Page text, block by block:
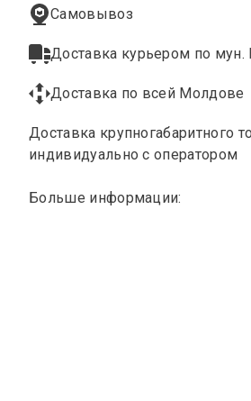
Самовывоз
Доставка курьером по
Доставка по всей Молдове
Доставка крупногабаритного
индивидуально с оператором
Больше информации: